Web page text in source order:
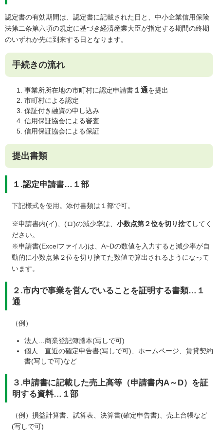
認定書の有効期間は、認定書に記載された日と、中小企業信用保険
法第二条第六項の規定に基づき経済産業大臣が指定する期間の終期
のいずれか先に到来する日となります。
手続きの流れ
事業所所在地の市町村に認定申請書 １通を提出
市町村による認定
保証付き融資の申し込み
信用保証協会による審査
信用保証協会による保証
提出書類
１ .認定申請書…１部
下記様式を使用。添付書類は１部で可。
※申請書内(イ)、(ロ)の減少率は、 小数点第２位を切り捨て してく
ださい。
※申請書(Excelファイル)は、A~Dの数値を入力すると減少率が自
動的に小数点第２位を切り捨てた数値で算出されるようになって
います。
２.市内で事業を営んでいることを証明する書類…１
通
（例）
法人…商業登記簿謄本(写しで可)
個人…直近の確定申告書(写しで可)、ホームページ、賃貸契約
書(写しで可)など
３ .申請書に記載した売上高等（申請書内A～D）を証
明する資料…１部
（例）損益計算書、試算表、決算書(確定申告書)、売上台帳など
(写しで可)